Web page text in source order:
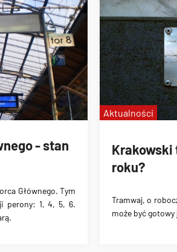
- stan
Głównego. Tym
perony: 1, 4, 5, 6.
Krakowski
roku?
Tramwaj, o
może być
Aktualności